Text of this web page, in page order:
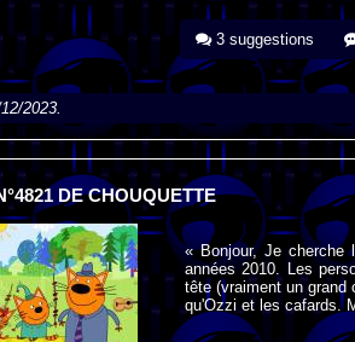
3 suggestions
2023.
DE CHOUQUETTE
« Bonjour, Je cherche
années 2010. Les
tête (vraiment un grand
qu'Ozzi et les cafards.